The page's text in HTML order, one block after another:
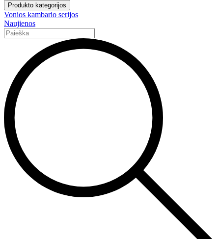
Produkto kategorijos
Vonios kambario serijos
Naujienos